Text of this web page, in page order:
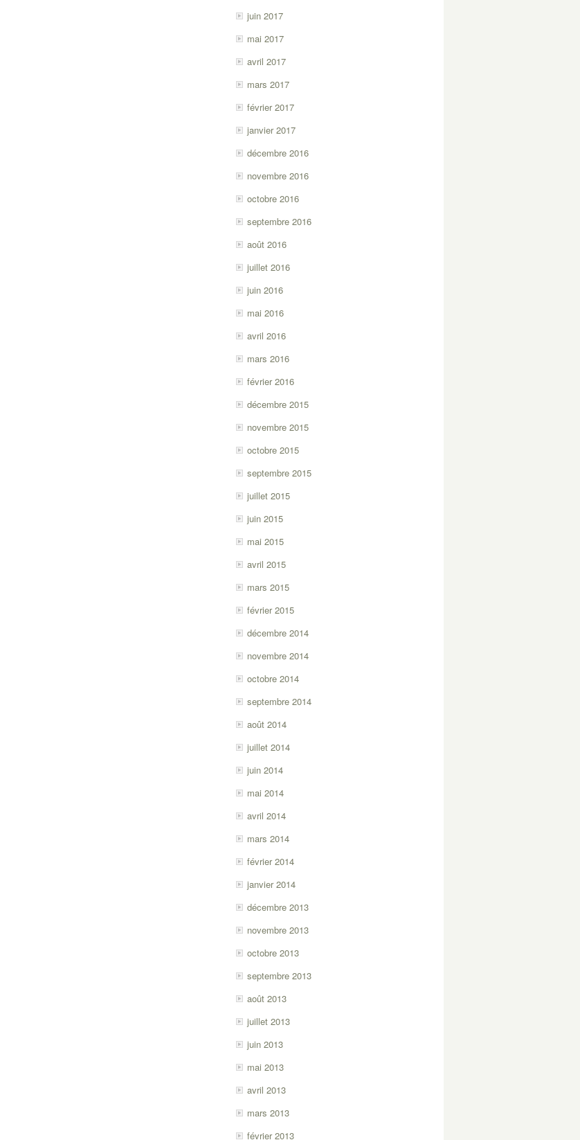
juin 2017
mai 2017
avril 2017
mars 2017
février 2017
janvier 2017
décembre 2016
novembre 2016
octobre 2016
septembre 2016
août 2016
juillet 2016
juin 2016
mai 2016
avril 2016
mars 2016
février 2016
décembre 2015
novembre 2015
octobre 2015
septembre 2015
juillet 2015
juin 2015
mai 2015
avril 2015
mars 2015
février 2015
décembre 2014
novembre 2014
octobre 2014
septembre 2014
août 2014
juillet 2014
juin 2014
mai 2014
avril 2014
mars 2014
février 2014
janvier 2014
décembre 2013
novembre 2013
octobre 2013
septembre 2013
août 2013
juillet 2013
juin 2013
mai 2013
avril 2013
mars 2013
février 2013